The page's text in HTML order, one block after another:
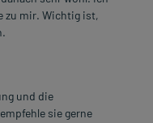
zu mir. Wichtig ist,
und die
sie gerne